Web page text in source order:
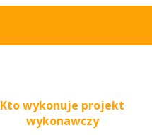
Kto wykonuje projekt
wykonawczy